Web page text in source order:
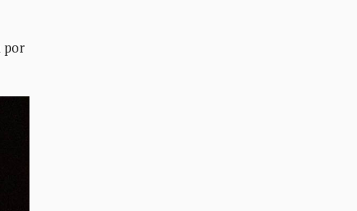
por